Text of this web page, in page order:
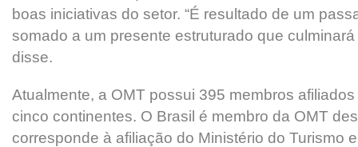
boas iniciativas do setor. “É resultado de um
somado a um presente estruturado que culminará
disse.
Atualmente, a OMT possui 395 membros
cinco continentes. O Brasil é membro da OMT
corresponde à afiliação do Ministério do Turismo